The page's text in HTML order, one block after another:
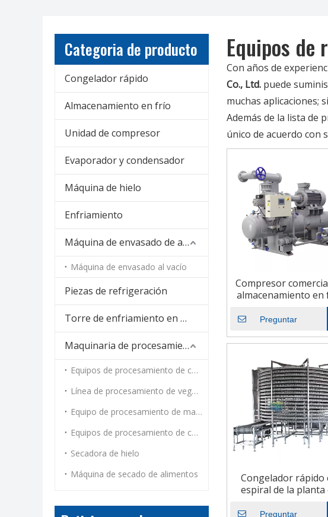
Categoria de producto
Congelador rápido
Almacenamiento en frío
Unidad de compresor
Evaporador y condensador
Máquina de hielo
Enfriamiento
Máquina de envasado de alimentos
Máquina de envasado al vacío
Piezas de refrigeración
Torre de enfriamiento en espiral
Maquinaria de procesamiento de alimentos
Equipos de procesamiento de carne
Línea de procesamiento de vegetales
Equipo de procesamiento de mariscos
Equipos de procesamiento de cocción al vapor y tostado
Secadora de hielo
Máquina de secado de alimentos
Equipos de
Con años de
Co., Ltd. puede
muchas aplicaciones;
Además de la lista de
único de acuerdo con
Compresor
almacenamiento en
para mariscos y
eficiencia
Preguntar
Congelador rápido
espiral de la planta
procesamiento
mariscos y carne
Preguntar